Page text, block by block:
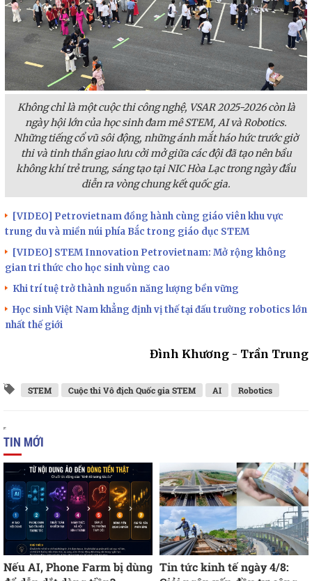
Không chỉ là một cuộc thi công nghệ, VSAR 2025-2026 còn là
ngày hội lớn của học sinh đam mê STEM, AI và Robotics.
Những tiếng cổ vũ sôi động, những ánh mắt háo hức trước giờ
thi và tinh thần giao lưu cởi mở giữa các đội đã tạo nên bầu
không khí trẻ trung, sáng tạo tại NIC Hòa Lạc trong ngày đầu
diễn ra vòng chung kết quốc gia.
[VIDEO] Petrovietnam đồng hành cùng giáo viên khu vực
trung du và miền núi phía Bắc trong giáo dục STEM
[VIDEO] STEM Innovation Petrovietnam: Mở rộng không
gian tri thức cho học sinh vùng cao
Khi trí tuệ trở thành nguồn năng lượng bền vững
Học sinh Việt Nam khẳng định vị thế tại đấu trường robotics lớn
nhất thế giới
Đình Khương - Trần Trung
STEM Cuộc thi Vô địch Quốc gia STEM AI Robotics
TIN MỚI
Nếu AI, Phone Farm bị dùng Tin tức kinh tế ngày 4/8: